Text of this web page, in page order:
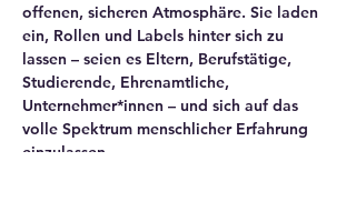
offenen, sicheren Atmosphäre. Sie laden
ein, Rollen und Labels hinter sich zu
lassen – seien es Eltern, Berufstätige,
Studierende, Ehrenamtliche,
Unternehmer*innen – und sich auf das
volle Spektrum menschlicher Erfahrung
einzulassen.